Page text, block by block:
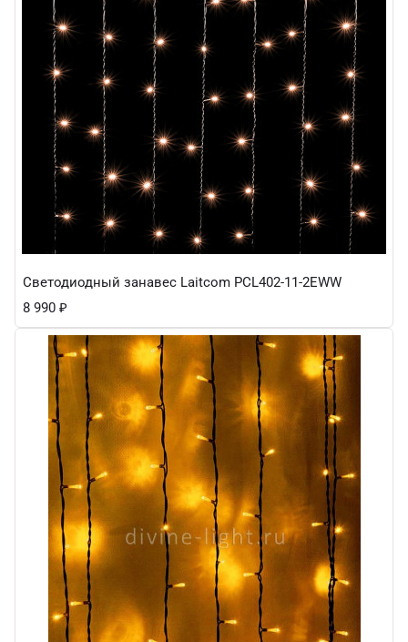
Светодиодный занавес Laitcom PCL402-11-2EWW
8 990 ₽